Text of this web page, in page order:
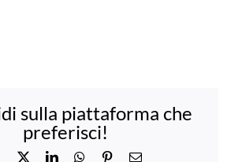
sulla piattaforma che
preferisci!
Facebook LinkedInWhatsApp
PinterestEmail